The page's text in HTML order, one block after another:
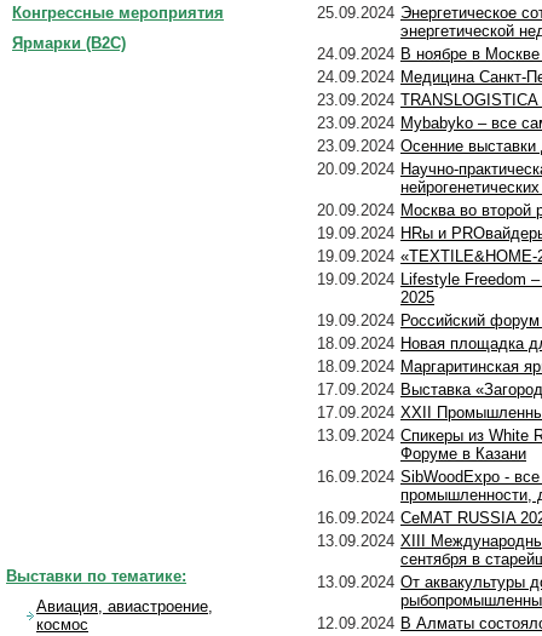
25.09.2024 Энергетическое
энергетической
24.09.2024 В ноябре в
24.09.2024 Медицина Санкт-
23.09.2024
23.09.2024 Mybabyko – все
23.09.2024 Осенние выставки
20.09.2024 Научно-
20.09.2024 Москва во второй
19.09.2024 HRы и
19.09.2024
19.09.2024 Lifestyle Freedom
2025
19.09.2024 Российский
18.09.2024 Новая площадка
18.09.2024 Маргаритинская
17.09.2024 Выставка
17.09.2024 XXII
13.09.2024 Спикеры из White
Форуме в Казани
16.09.2024 SibWoodExpo -
промышленности,
16.09.2024 СеМАТ RUSSIA
13.09.2024 XIII
сентября в
13.09.2024 От аквакультуры
12.09.2024 В Алматы
Конгрессные мероприятия
Ярмарки (B2C)
Выставки по тематике:
Авиация, авиастроение,
космос